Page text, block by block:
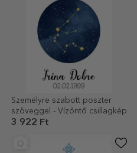
Személyre szabott poszter
szöveggel - Vízöntő csillagkép
3 922 Ft